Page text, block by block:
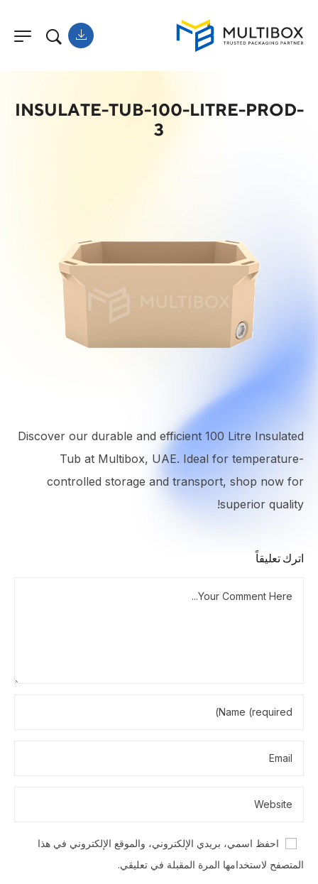
INSULATE-TUB-100-LITRE-PROD-
3
Discover our durable and efficient 100 Litre Insulated
Tub at Multibox, UAE. Ideal for temperature-
controlled storage and transport, shop now for
superior quality!
اترك تعليقاً
احفظ اسمي، بريدي الإلكتروني، والموقع الإلكتروني في هذا
المتصفح لاستخدامها المرة المقبلة في تعليقي.